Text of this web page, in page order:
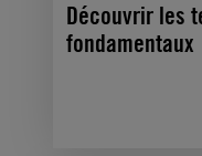
Découvrir les
fondamentaux